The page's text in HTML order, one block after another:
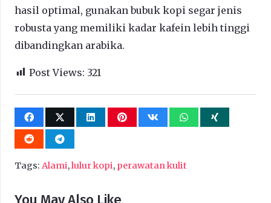
hasil optimal, gunakan bubuk kopi segar jenis
robusta yang memiliki kadar kafein lebih tinggi
dibandingkan arabika.
Post Views: 321
Tags: Alami,lulur kopi, perawatan kulit